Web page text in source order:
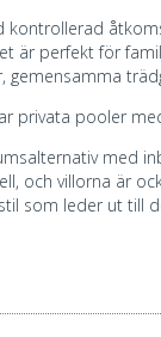
är perfekt för
gemensamma
privata pooler
med
och villorna är
som leder ut till